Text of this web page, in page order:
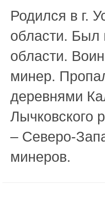
Родился в г.
области. Был
области.
минер.
деревнями
Лычковского
– Северо-
минеров.